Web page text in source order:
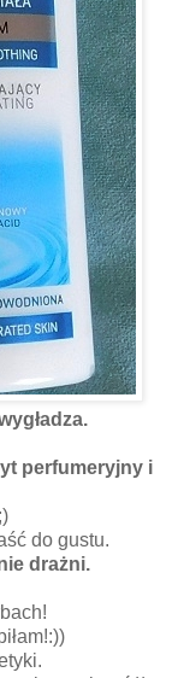
perfumeryjny i
do gustu.
drażni.